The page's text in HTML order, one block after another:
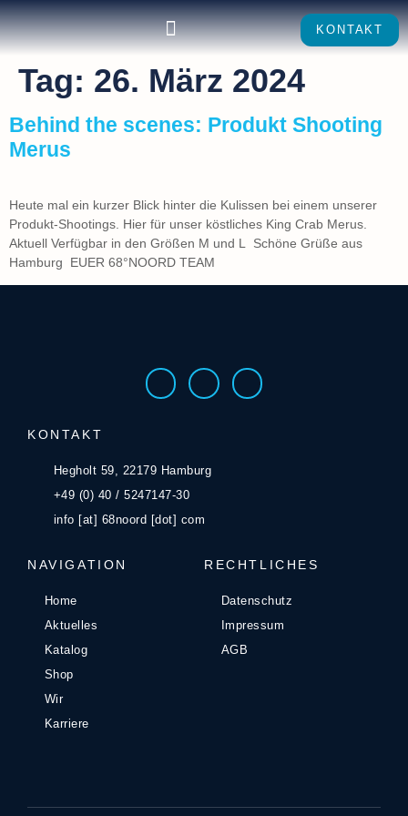
KONTAKT
Tag: 26. März 2024
Behind the scenes: Produkt Shooting
Merus
Heute mal ein kurzer Blick hinter die Kulissen bei einem unserer
Produkt-Shootings. Hier für unser köstliches King Crab Merus.
Aktuell Verfügbar in den Größen M und L Schöne Grüße aus
Hamburg EUER 68°NOORD TEAM
KONTAKT
Hegholt 59, 22179 Hamburg
+49 (0) 40 / 5247147-30
info [at] 68noord [dot] com
NAVIGATION
Home
Aktuelles
Katalog
Shop
Wir
Karriere
RECHTLICHES
Datenschutz
Impressum
AGB